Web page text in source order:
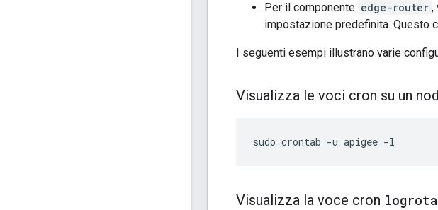
Per il componente edge-router ,
impostazione predefinita. Questo
I seguenti esempi illustrano varie
Visualizza le voci cron su un
sudo crontab -u apigee -l
Visualizza la voce cron